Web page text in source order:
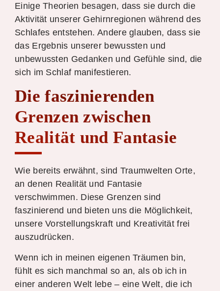
Einige Theorien besagen, dass sie durch die
Aktivität unserer Gehirnregionen während des
Schlafes entstehen. Andere glauben, dass sie
das Ergebnis unserer bewussten und
unbewussten Gedanken und Gefühle sind, die
sich im Schlaf manifestieren.
Die faszinierenden
Grenzen zwischen
Realität und Fantasie
Wie bereits erwähnt, sind Traumwelten Orte,
an denen Realität und Fantasie
verschwimmen. Diese Grenzen sind
faszinierend und bieten uns die Möglichkeit,
unsere Vorstellungskraft und Kreativität frei
auszudrücken.
Wenn ich in meinen eigenen Träumen bin,
fühlt es sich manchmal so an, als ob ich in
einer anderen Welt lebe – eine Welt, die ich